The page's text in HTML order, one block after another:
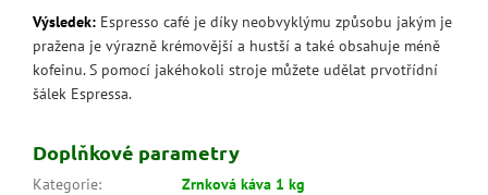
Výsledek: Espresso café je díky neobvyklýmu způsobu jakým je
pražena je výrazně krémovější a hustší a také obsahuje méně
kofeinu. S pomocí jakéhokoli stroje můžete udělat prvotřídní
šálek Espressa.
Doplňkové parametry
Kategorie:
Zrnková káva 1 kg